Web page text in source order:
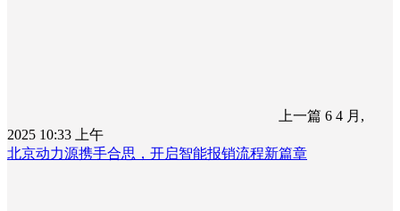
上一篇 6 4 月,
2025 10:33 上午
北京动力源携手合思，开启智能报销流程新篇章